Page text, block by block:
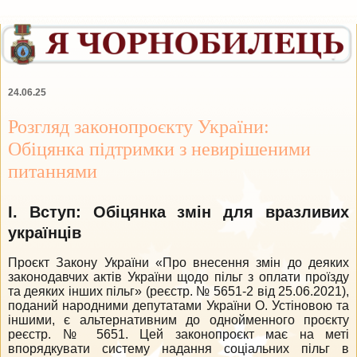
24.06.25
Розгляд законопроєкту України:
Обіцянка підтримки з невирішеними
питаннями
І. Вступ: Обіцянка змін для вразливих
українців
Проєкт Закону України «Про внесення змін до деяких
законодавчих актів України щодо пільг з оплати проїзду
та деяких інших пільг» (реєстр. № 5651-2 від 25.06.2021),
поданий народними депутатами України О. Устіновою та
іншими, є альтернативним до однойменного проєкту
реєстр. № 5651. Цей законопроєкт має на меті
впорядкувати систему надання соціальних пільг в